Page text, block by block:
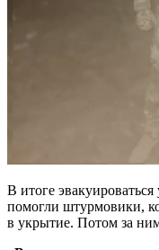
В итоге
помогли штурмовики,
в укрытие. Потом за